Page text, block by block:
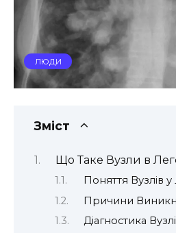
ЛЮДИ
Зміст
Що Таке Вузли в
Поняття Вузлів
Причини
Діагностика